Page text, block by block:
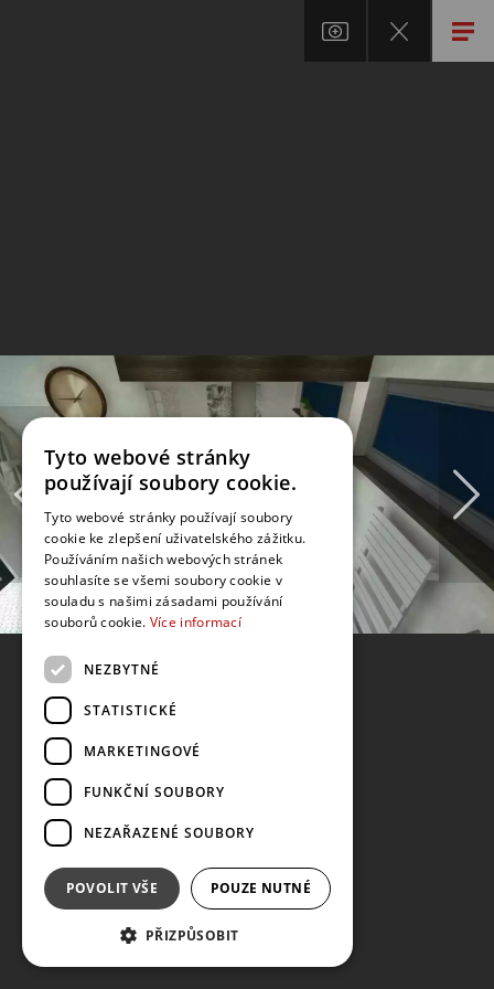
Tyto webové stránky
používají soubory cookie.
Tyto webové stránky používají soubory
cookie ke zlepšení uživatelského zážitku.
Používáním našich webových stránek
souhlasíte se všemi soubory cookie v
souladu s našimi zásadami používání
souborů cookie. Více informací
NEZBYTNÉ
STATISTICKÉ
MARKETINGOVÉ
FUNKČNÍ SOUBORY
NEZAŘAZENÉ SOUBORY
POVOLIT VŠE POUZE NUTNÉ
PŘIZPŮSOBIT